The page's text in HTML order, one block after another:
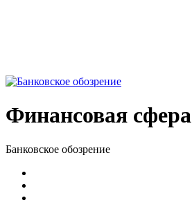
Финансовая сфера
Банковское обозрение